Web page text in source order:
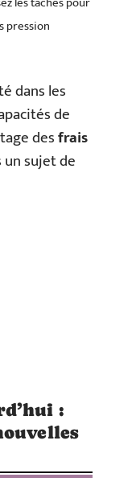
pression
dans les
de
desfrais
sujet de
: